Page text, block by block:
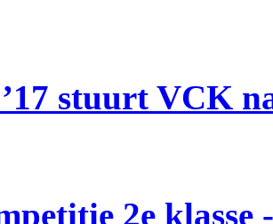
stuurt VCK
2e klasse